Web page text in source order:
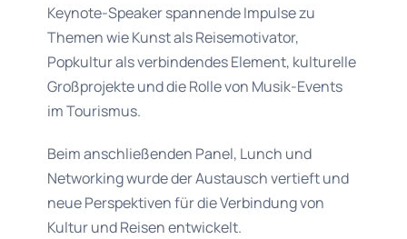
Keynote-Speaker spannende Impulse zu
Themen wie Kunst als Reisemotivator,
Popkultur als verbindendes Element, kulturelle
Großprojekte und die Rolle von Musik-Events
im Tourismus.
Beim anschließenden Panel, Lunch und
Networking wurde der Austausch vertieft und
neue Perspektiven für die Verbindung von
Kultur und Reisen entwickelt.